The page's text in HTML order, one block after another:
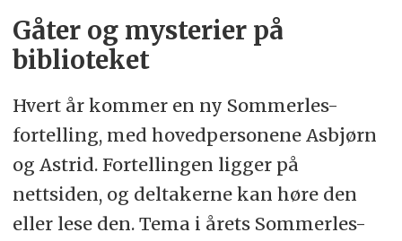
Gåter og mysterier på
biblioteket
Hvert år kommer en ny Sommerles-
fortelling, med hovedpersonene Asbjørn
og Astrid. Fortellingen ligger på
nettsiden, og deltakerne kan høre den
eller lese den. Tema i årets Sommerles-